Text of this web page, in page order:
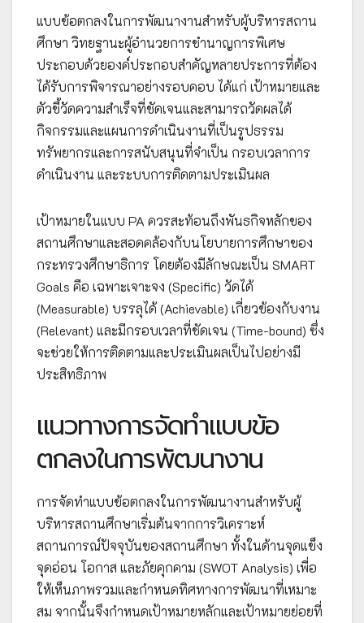
แบบข้อตกลงในการพัฒนางานสำหรับผู้บริหารสถาน
ศึกษา วิทยฐานะผู้อำนวยการชำนาญการพิเศษ
ประกอบด้วยองค์ประกอบสำคัญหลายประการที่ต้อง
ได้รับการพิจารณาอย่างรอบคอบ ได้แก่ เป้าหมายและ
ตัวชี้วัดความสำเร็จที่ชัดเจนและสามารถวัดผลได้
กิจกรรมและแผนการดำเนินงานที่เป็นรูปธรรม
ทรัพยากรและการสนับสนุนที่จำเป็น กรอบเวลาการ
ดำเนินงาน และระบบการติดตามประเมินผล
เป้าหมายในแบบ PA ควรสะท้อนถึงพันธกิจหลักของ
สถานศึกษาและสอดคล้องกับนโยบายการศึกษาของ
กระทรวงศึกษาธิการ โดยต้องมีลักษณะเป็น SMART
Goals คือ เฉพาะเจาะจง (Specific) วัดได้
(Measurable) บรรลุได้ (Achievable) เกี่ยวข้องกับงาน
(Relevant) และมีกรอบเวลาที่ชัดเจน (Time-bound) ซึ่ง
จะช่วยให้การติดตามและประเมินผลเป็นไปอย่างมี
ประสิทธิภาพ
แนวทางการจัดทำแบบข้อ
ตกลงในการพัฒนางาน
การจัดทำแบบข้อตกลงในการพัฒนางานสำหรับผู้
บริหารสถานศึกษาเริ่มต้นจากการวิเคราะห์
สถานการณ์ปัจจุบันของสถานศึกษา ทั้งในด้านจุดแข็ง
จุดอ่อน โอกาส และภัยคุกคาม (SWOT Analysis) เพื่อ
ให้เห็นภาพรวมและกำหนดทิศทางการพัฒนาที่เหมาะ
สม จากนั้นจึงกำหนดเป้าหมายหลักและเป้าหมายย่อยที่